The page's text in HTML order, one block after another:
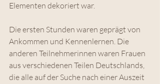
Elementen dekoriert war.
Die ersten Stunden waren geprägt von
Ankommen und Kennenlernen. Die
anderen Teilnehmerinnen waren Frauen
aus verschiedenen Teilen Deutschlands,
die alle auf der Suche nach einer Auszeit